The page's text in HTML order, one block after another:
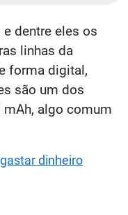
dentre eles os
linhas da
forma digital,
são um dos
algo comum
dinheiro